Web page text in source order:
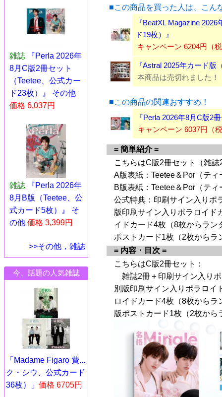
雑誌
『Perla 2026年
8月C版2冊セット
（Teetee、公式カー
ド23枚）』 その他
価格 6,037円
雑誌
『Perla 2026年
8月B版（Teetee、公
式カード5枚）』 そ
の他 価格 3,399円
>>その他，雑誌
今、話題の人気雑誌
「Madame Figaro 費...
ク・シウ、公式カード
36枚）」 価格 6705円
■この商品を買った人は、こん
『BeatXL Magazine
ド19枚）』
キャンペーン 6204円（
『Astral 2025年カード
本商品は売切れました！
■この商品の関連おすすめ！
『Perla 2026年8月C版2
キャンペーン 6037円（
= 簡単紹介 =
こちらはC版2冊セット（雑
A版表紙：Teetee＆Por（テ
B版表紙：Teetee＆Por（テ
公式特典：印刷サイン入りポ
版印刷サイン入りポラロイド
イドカード4枚（8枚からラ
ポストカード1枚（2枚からラ
= 内容・目次 =
こちらはC版2冊セット：
雑誌2冊＋印刷サイン入り
別版印刷サイン入りポラロイ
ロイドカード4枚（8枚から
版ポストカード1枚（2枚から